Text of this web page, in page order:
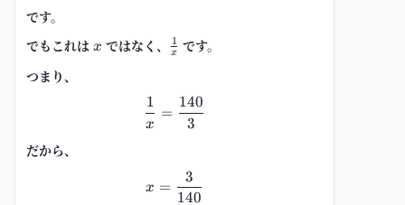
です。
でもこれは x
x ではなく、 \frac{1}
x
1 です。
つまり、
\frac{1}{x}=\frac{140}{3}
x
1
=
3
140
だから、
x=\frac{3}{140}
x =
140
3